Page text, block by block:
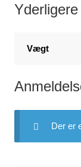
Vægt
Der er